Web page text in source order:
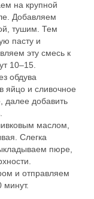
на крупной
Добавляем
тушим. Тем
пасту и
эту смесь к
10–15.
обдува
яйцо и сливочное
далее добавить
маслом,
Слегка
пюре,
и отправляем
минут.